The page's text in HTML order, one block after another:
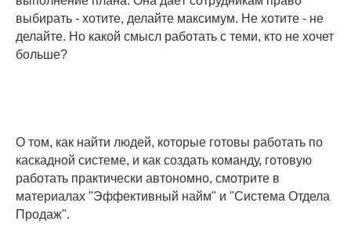
выбирать - хотите, делайте максимум. Не хотите - не
делайте. Но какой смысл работать с теми, кто не хочет
больше?
О том, как найти людей, которые готовы работать по
каскадной системе, и как создать команду, готовую
работать практически автономно, смотрите в
материалах "Эффективный найм" и "Система Отдела
Продаж".